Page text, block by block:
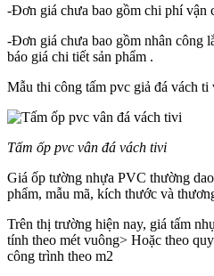
-Đơn giá chưa bao gồm chi phí vận
-Đơn giá chưa bao gồm nhân công
báo giá chi tiết sản phẩm .
Mẫu thi công tấm pvc giả đá vách ti
Tấm ốp pvc vân đá vách tivi
Giá ốp tường nhựa PVC thường
phẩm, mẫu mã, kích thước và
Trên thị trường hiện nay, giá tấm
tính theo mét vuông> Hoặc theo
công trình theo m2